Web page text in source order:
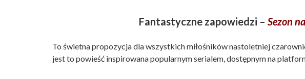
Fantastyczne zapowiedzi – Sezon
To świetna propozycja dla wszystkich miłośników nastoletniej
jest to powieść inspirowanapopularnym serialem, dostępnym na